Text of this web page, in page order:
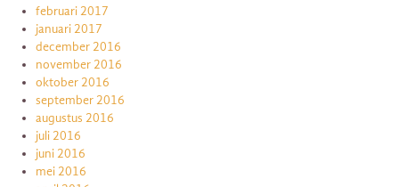
februari 2017
januari 2017
december 2016
november 2016
oktober 2016
september 2016
augustus 2016
juli 2016
juni 2016
mei 2016